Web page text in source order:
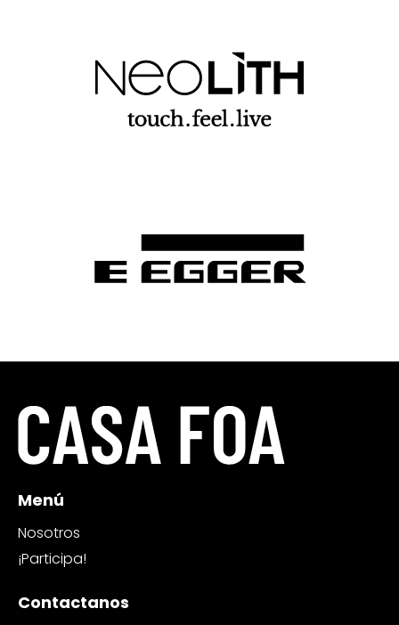
Menú
Nosotros
¡Participa!
Contactanos